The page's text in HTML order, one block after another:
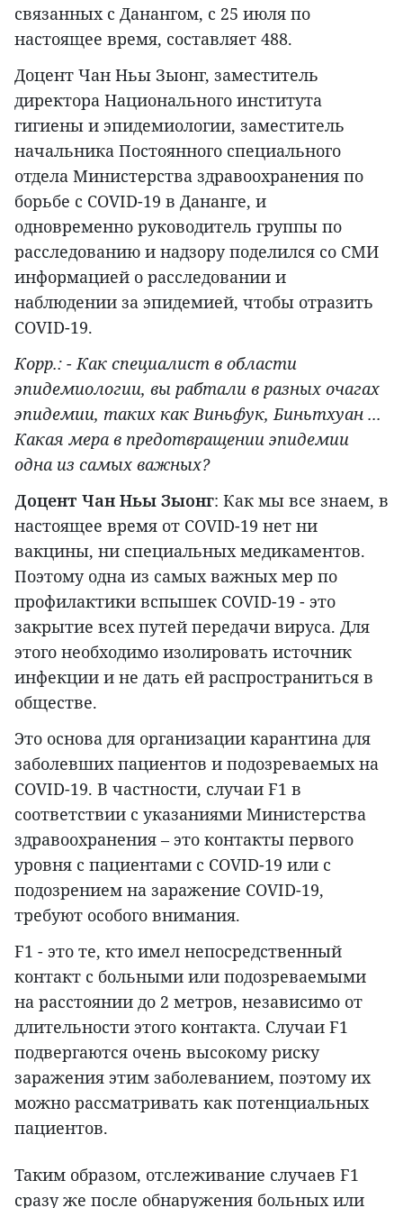
связанных с Данангом, с 25 июля по
настоящее время, составляет 488.
Доцент Чан Ньы Зыонг, заместитель
директора Национального института
гигиены и эпидемиологии, заместитель
начальника Постоянного специального
отдела Министерства здравоохранения по
борьбе с COVID-19 в Дананге, и
одновременно руководитель группы по
расследованию и надзору поделился со СМИ
информацией о расследовании и
наблюдении за эпидемией, чтобы отразить
COVID-19.
Корр.: - Как специалист в области
эпидемиологии, вы рабтали в разных очагах
эпидемии, таких как Виньфук, Биньтхуан ...
Какая мера в предотвращении эпидемии
одна из самых важных?
Доцент Чан Ньы Зыонг: Как мы все знаем, в
настоящее время от COVID-19 нет ни
вакцины, ни специальных медикаментов.
Поэтому одна из самых важных мер по
профилактики вспышек COVID-19 - это
закрытие всех путей передачи вируса. Для
этого необходимо изолировать источник
инфекции и не дать ей распространиться в
обществе.
Это основа для организации карантина для
заболевших пациентов и подозреваемых на
COVID-19. В частности, случаи F1 в
соответствии с указаниями Министерства
здравоохранения – это контакты первого
уровня с пациентами с COVID-19 или с
подозрением на заражение COVID-19,
требуют особого внимания.
F1 - это те, кто имел непосредственный
контакт с больными или подозреваемыми
на расстоянии до 2 метров, независимо от
длительности этого контакта. Случаи F1
подвергаются очень высокому риску
заражения этим заболеванием, поэтому их
можно рассматривать как потенциальных
пациентов.
Таким образом, отслеживание случаев F1
сразу же после обнаружения больных или